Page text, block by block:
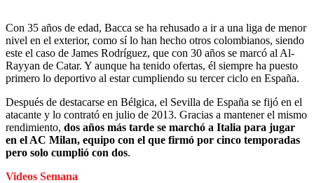
Con 35 años de edad, Bacca se ha rehusado a ir a una liga de menor
nivel en el exterior, como sí lo han hecho otros colombianos, siendo
este el caso de James Rodríguez, que con 30 años se marcó al Al-
Rayyan de Catar. Y aunque ha tenido ofertas, él siempre ha puesto
primero lo deportivo al estar cumpliendo su tercer ciclo en España.
Después de destacarse en Bélgica, el Sevilla de España se fijó en el
atacante y lo contrató en julio de 2013. Gracias a mantener el mismo
rendimiento, dos años más tarde se marchó a Italia para jugar
en el AC Milan, equipo con el que firmó por cinco temporadas
pero solo cumplió con dos.
Videos Semana